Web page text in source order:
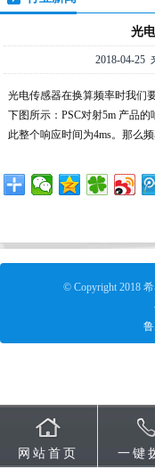
光
2018-04-25
光电传感器在换算频率时我们
下图所示：PSC对射5m 产品
此整个响应时间为4ms。那么
© Copyright 2018
网站首页 一键